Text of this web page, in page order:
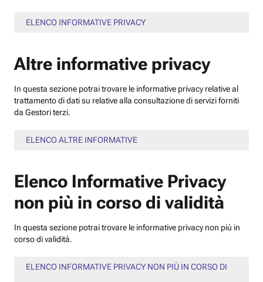
ELENCO INFORMATIVE PRIVACY
Altre informative privacy
In questa sezione potrai trovare le informative privacy relative al
trattamento di dati su relative alla consultazione di servizi forniti
da Gestori terzi.
ELENCO ALTRE INFORMATIVE
Elenco Informative Privacy
non più in corso di validità
In questa sezione potrai trovare le informative privacy non più in
corso di validità.
ELENCO INFORMATIVE PRIVACY NON PIÙ IN CORSO DI